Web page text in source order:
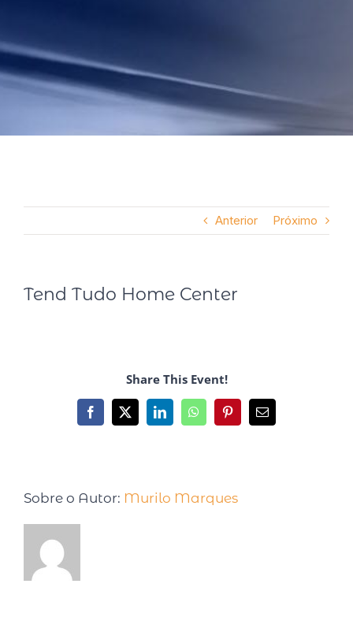
Anterior Próximo
Tend Tudo Home Center
Share This Event!
Sobre o Autor: Murilo Marques